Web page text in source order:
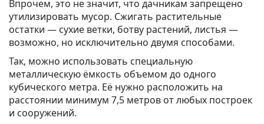
Впрочем, это не значит, что дачникам запрещено
утилизировать мусор. Сжигать растительные
остатки — сухие ветки, ботву растений, листья —
возможно, но исключительно двумя способами.
Так, можно использовать специальную
металлическую ёмкость объемом до одного
кубического метра. Её нужно расположить на
расстоянии минимум 7,5 метров от любых построек
и сооружений.